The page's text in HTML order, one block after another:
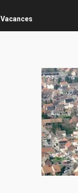
Vacances